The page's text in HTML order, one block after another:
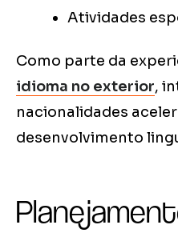
Atividades
Como parte da
idioma no exterior,
nacionalidades
desenvolvimento